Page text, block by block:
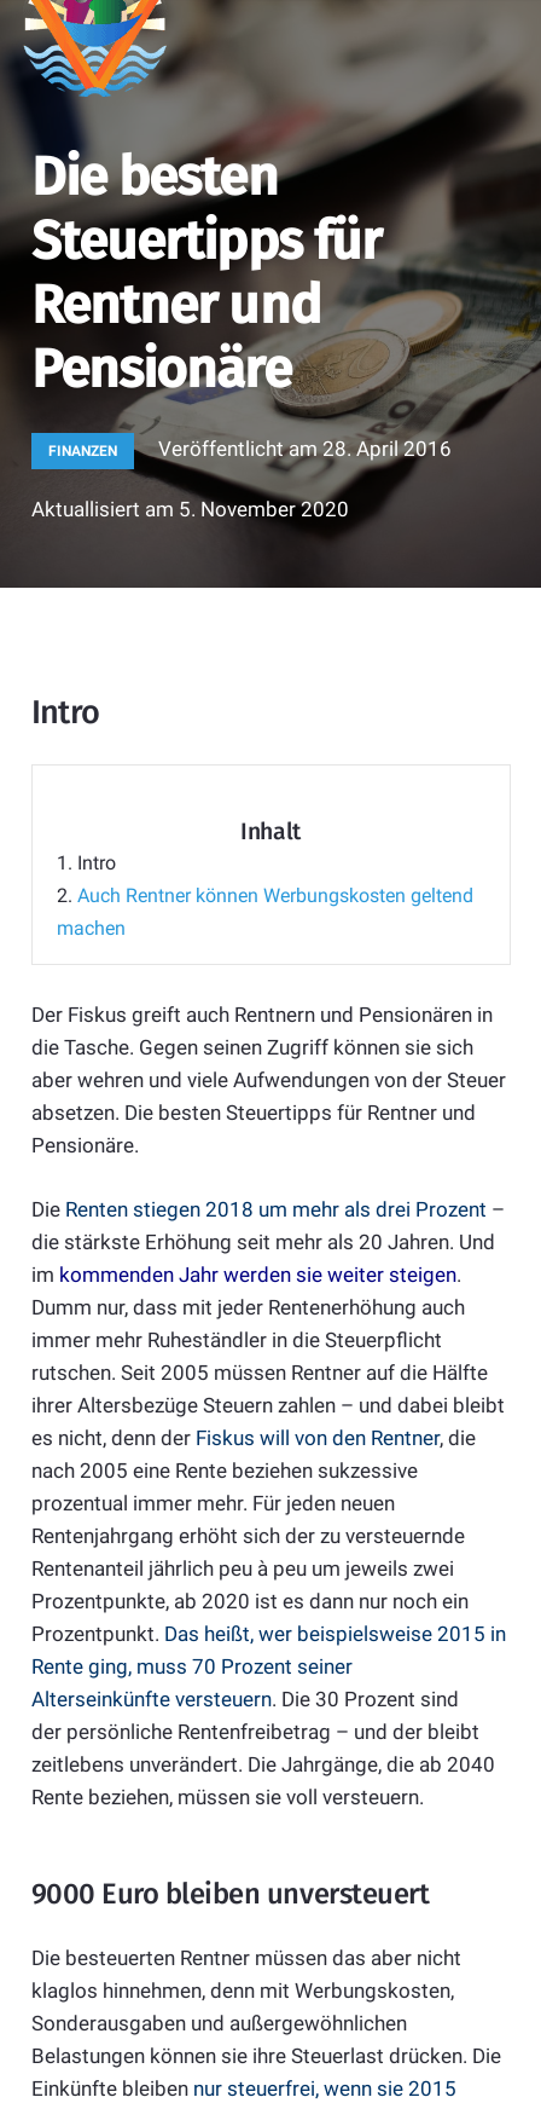
Die besten
Steuertipps für
Rentner und
Pensionäre
FINANZEN Veröffentlicht am28. April 2016
Aktuallisiert am 5. November 2020
Intro
Inhalt
1. Intro
2. Auch Rentner können Werbungskosten geltend
machen
Der Fiskus greift auch Rentnern und Pensionären in
die Tasche. Gegen seinen Zugriff können sie sich
aber wehren und viele Aufwendungen von der Steuer
absetzen. Die besten Steuertipps für Rentner und
Pensionäre.
Die Renten stiegen 2018 um mehr als drei Prozent –
die stärkste Erhöhung seit mehr als 20 Jahren. Und
im kommenden Jahr werden sie weiter steigen.
Dumm nur, dass mit jeder Rentenerhöhung auch
immer mehr Ruheständler in die Steuerpflicht
rutschen. Seit 2005 müssen Rentner auf die Hälfte
ihrer Altersbezüge Steuern zahlen – und dabei bleibt
es nicht, denn der Fiskus will von den Rentner, die
nach 2005 eine Rente beziehen sukzessive
prozentual immer mehr. Für jeden neuen
Rentenjahrgang erhöht sich der zu versteuernde
Rentenanteil jährlich peu à peu um jeweils zwei
Prozentpunkte, ab 2020 ist es dann nur noch ein
Prozentpunkt. Das heißt, wer beispielsweise 2015 in
Rente ging, muss 70 Prozent seiner
Alterseinkünfte versteuern. Die 30 Prozent sind
der persönliche Rentenfreibetrag – und der bleibt
zeitlebens unverändert. Die Jahrgänge, die ab 2040
Rente beziehen, müssen sie voll versteuern.
9000 Euro bleiben unversteuert
Die besteuerten Rentner müssen das aber nicht
klaglos hinnehmen, denn mit Werbungskosten,
Sonderausgaben und außergewöhnlichen
Belastungen können sie ihre Steuerlast drücken. Die
Einkünfte bleiben nur steuerfrei, wenn sie 2015